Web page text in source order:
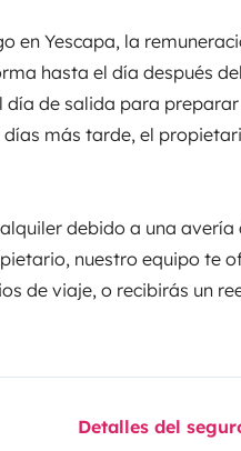
en Yescapa, la
hasta el día después
de salida para
más tarde, el
debido a una
nuestro equipo te
de viaje, o recibirás un
Detalles del
Altura
3,2 m